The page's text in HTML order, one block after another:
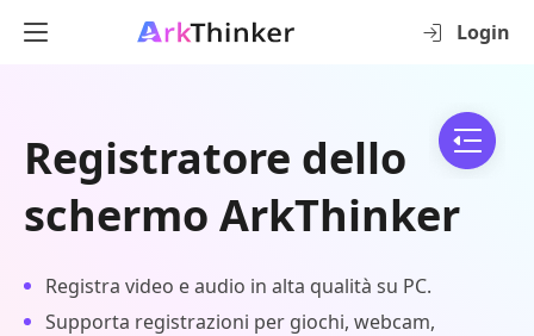
Login
Registratore dello
schermo ArkThinker
Registra video e audio in alta qualità su PC.
Supporta registrazioni per giochi, webcam,